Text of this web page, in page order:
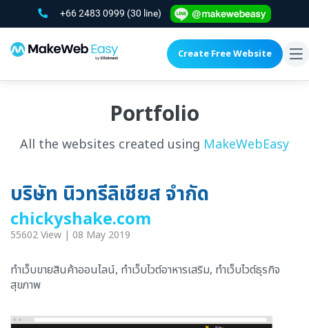
+66 2483 0999 (30 line)
Create Free Website
Portfolio
All the websites created using MakeWebEasy
บริษัท นิวทรีลิเชียส จำกัด
chickyshake.com
55602 View | 08 May 2019
ทำเว็บขายสินค้าออนไลน์, ทำเว็บไวต์อาหารเสริม, ทำเว็บไวต์ธุรกิจ
สุขภาพ